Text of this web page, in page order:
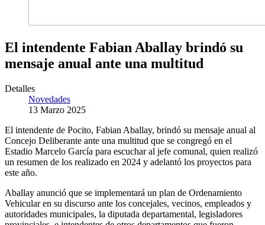
El intendente Fabian Aballay brindó su
mensaje anual ante una multitud
Detalles
Novedades
13 Marzo 2025
El intendente de Pocito, Fabian Aballay, brindó su mensaje anual al
Concejo Deliberante ante una multitud que se congregó en el
Estadio Marcelo García para escuchar al jefe comunal, quien realizó
un resumen de los realizado en 2024 y adelantó los proyectos para
este año.
Aballay anunció que se implementará un plan de Ordenamiento
Vehicular en su discurso ante los concejales, vecinos, empleados y
autoridades municipales, la diputada departamental, legisladores